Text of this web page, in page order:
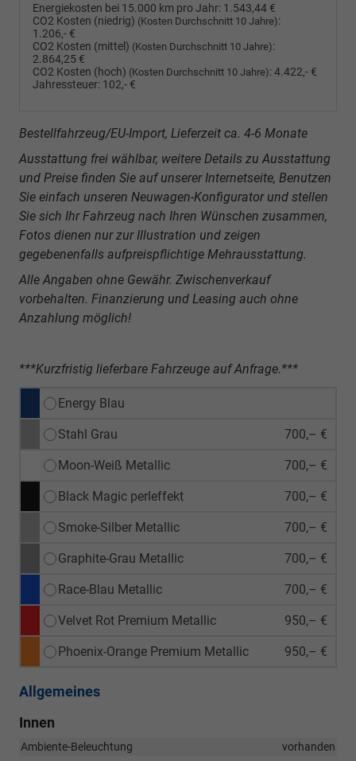
Energiekosten bei 15.000 km pro Jahr: 1.543,44 €
CO2 Kosten (niedrig) (Kosten Durchschnitt 10 Jahre):
1.206,- €
CO2 Kosten (mittel) (Kosten Durchschnitt 10 Jahre):
2.864,25 €
CO2 Kosten (hoch) (Kosten Durchschnitt 10 Jahre):4.422,- €
Jahressteuer: 102,- €
Bestellfahrzeug/EU-Import, Lieferzeit ca. 4-6 Monate
Ausstattung frei wählbar, weitere Details zu Ausstattung
und Preise finden Sie auf unserer Internetseite, Benutzen
Sie einfach unseren Neuwagen-Konfigurator und stellen
Sie sich Ihr Fahrzeug nach Ihren Wünschen zusammen,
Fotos dienen nur zur Illustration und zeigen
gegebenenfalls aufpreispflichtige Mehrausstattung.
Alle Angaben ohne Gewähr. Zwischenverkauf
vorbehalten. Finanzierung und Leasing auch ohne
Anzahlung möglich!
***Kurzfristig lieferbare Fahrzeuge auf Anfrage.***
Energy Blau
Stahl Grau 700,– €
Moon-Weiß Metallic 700,– €
Black Magic perleffekt 700,– €
Smoke-Silber Metallic 700,– €
Graphite-Grau Metallic 700,– €
Race-Blau Metallic 700,– €
Velvet Rot Premium Metallic 950,– €
Phoenix-Orange Premium Metallic 950,– €
Allgemeines
Innen
Ambiente-Beleuchtung
vorhanden